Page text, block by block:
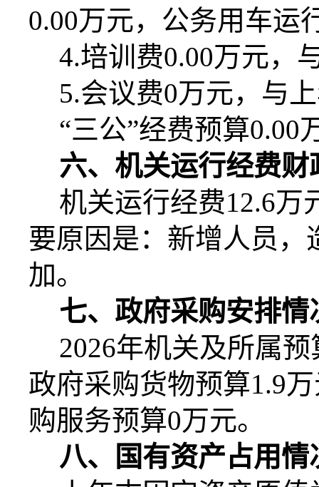
0.00万元，公务用车运
4.培训费0.00万元，
5.会议费0万元，与
“三公”经费预算0.00
六、机关运行经费财
机关运行经费12.6万
要原因是：新增人员
加。
七、政府采购安排情
2026年机关及所属
政府采购货物预算1.9
购服务预算0万元。
八、国有资产占用情